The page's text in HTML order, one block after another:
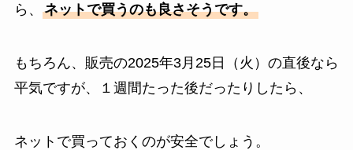
ら、 ネットで買うのも良さそうです。
もちろん、販売の2025年3月25日（火）の直後なら
平気ですが、１週間たった後だったりしたら、
ネットで買っておくのが安全でしょう。